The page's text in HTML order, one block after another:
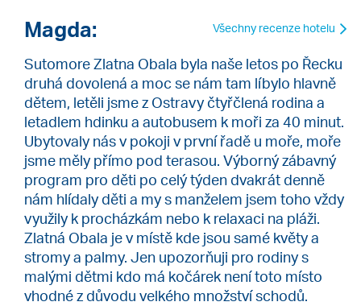
Všechny recenze hotelu
Magda:
Sutomore Zlatna Obala byla naše letos po Řecku
druhá dovolená a moc se nám tam líbylo hlavně
dětem, letěli jsme z Ostravy čtyřčlená rodina a
letadlem hdinku a autobusem k moři za 40 minut.
Ubytovaly nás v pokoji v první řadě u moře, moře
jsme měly přímo pod terasou. Výborný zábavný
program pro děti po celý týden dvakrát denně
nám hlídaly děti a my s manželem jsem toho vždy
využily k procházkám nebo k relaxaci na pláži.
Zlatná Obala je v místě kde jsou samé květy a
stromy a palmy. Jen upozorňuji pro rodiny s
malými dětmi kdo má kočárek není toto místo
vhodné z důvodu velkého množství schodů.